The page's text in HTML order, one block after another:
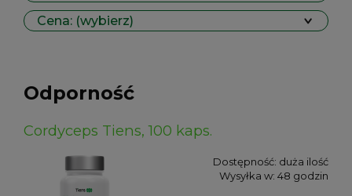
Cena: (wybierz)
Odporność
Cordyceps Tiens, 100 kaps.
Dostępność: duża ilość
Wysyłka w: 48 godzin